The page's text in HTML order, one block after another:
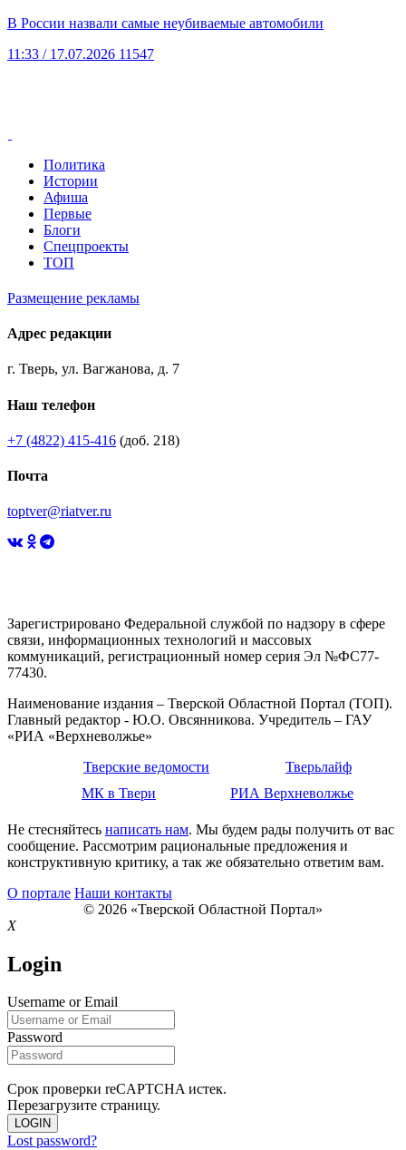
В России назвали самые неубиваемые автомобили
11:33 / 17.07.2026 11547
Политика
Истории
Афиша
Первые
Блоги
Спецпроекты
ТОП
Размещение рекламы
Адрес редакции
г. Тверь, ул. Вагжанова, д. 7
Наш телефон
+7 (4822) 415-416 (доб. 218)
Почта
toptver@riatver.ru
Зарегистрировано Федеральной службой по надзору в сфере
связи, информационных технологий и массовых
коммуникаций, регистрационный номер серия Эл №ФС77-
77430.
Наименование издания – Тверской Областной Портал (ТОП).
Главный редактор - Ю.О. Овсянникова. Учредитель – ГАУ
«РИА «Верхневолжье»
Тверские ведомости
Тверьлайф
МК в Твери
РИА Верхневолжье
Не стесняйтесь написать нам. Мы будем рады получить от вас
сообщение. Рассмотрим рациональные предложения и
конструктивную критику, а так же обязательно ответим вам.
О портале Наши контакты
© 2026 «Тверской Областной Портал»
X
Login
Username or Email
Password
Срок проверки reCAPTCHA истек.
Перезагрузите страницу.
LOGIN
Lost password?